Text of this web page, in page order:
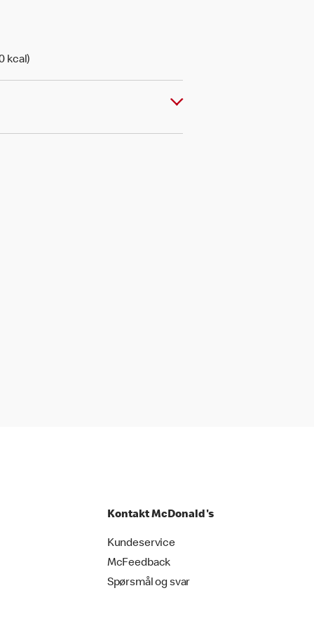
kcal)
Kontakt McDonald's
Kundeservice
McFeedback
Spørsmål og svar